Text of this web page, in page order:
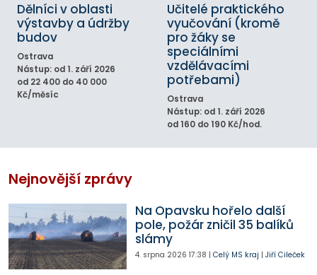
Dělníci v oblasti
výstavby a údržby
budov
Ostrava
Nástup: od 1. září 2026
od 22 400 do 40 000
Kč/měsíc
Učitelé praktického
vyučování (kromě
pro žáky se
speciálními
vzdělávacími
potřebami)
Ostrava
Nástup: od 1. září 2026
od 160 do 190 Kč/hod.
Nejnovější zprávy
Na Opavsku hořelo další
pole, požár zničil 35 balíků
slámy
4. srpna 2026 17:38 | Celý MS kraj | Jiří Cileček